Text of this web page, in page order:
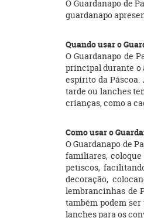
O Guardanapo de
guardanapo
Quando usar o
O Guardanapo de
principal durante o
espírito da
tarde ou lanches
crianças, como a
Como usar o
O Guardanapo de
familiares,
petiscos,
decoração,
lembrancinhas de
também podem
lanches para os